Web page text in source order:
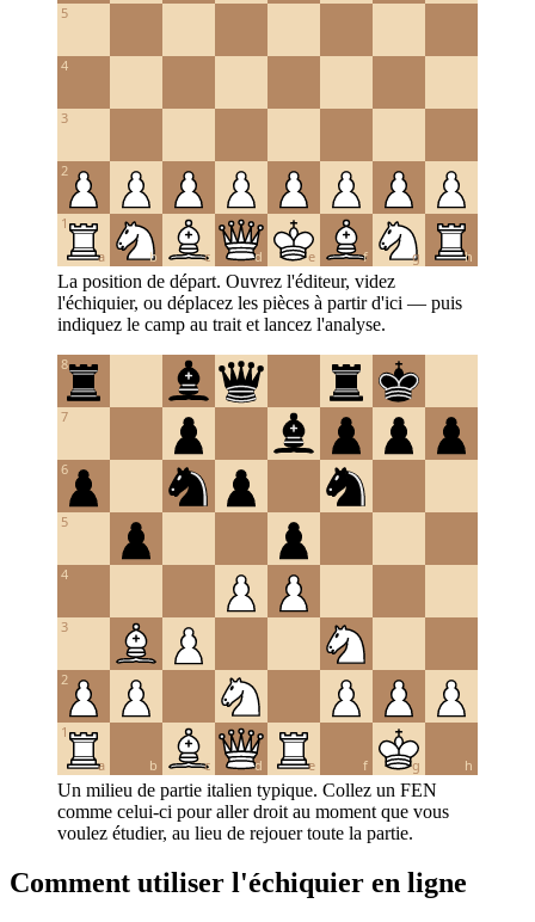
a b c d e f g h
1
2
3
4
5
La position de départ. Ouvrez l'éditeur, videz
l'échiquier, ou déplacez les pièces à partir d'ici — puis
indiquez le camp au trait et lancez l'analyse.
a b c d e f g h
1
2
3
4
5
6
7
8
Un milieu de partie italien typique. Collez un FEN
comme celui-ci pour aller droit au moment que vous
voulez étudier, au lieu de rejouer toute la partie.
Comment utiliser l'échiquier en ligne